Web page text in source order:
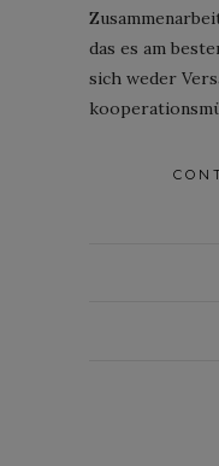
das es am
sich weder